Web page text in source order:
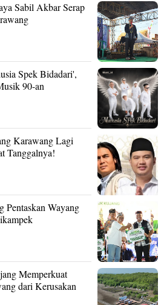
Sabil Akbar Serap
Spek Bidadari',
90-an
Karawang Lagi
Tanggalnya!
Wayang
Memperkuat
dari Kerusakan